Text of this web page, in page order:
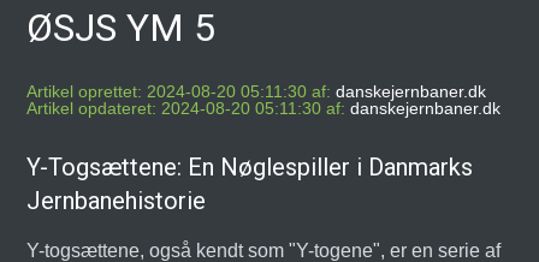
ØSJS YM 5
Artikel oprettet: 2024-08-20 05:11:30 af: danskejernbaner.dk
Artikel opdateret: 2024-08-20 05:11:30 af: danskejernbaner.dk
Y-Togsættene: En Nøglespiller i Danmarks
Jernbanehistorie
Y-togsættene, også kendt som "Y-togene", er en serie af